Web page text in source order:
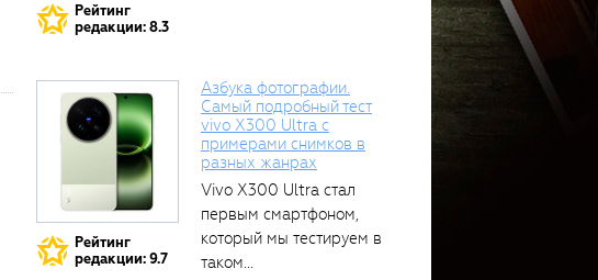
Рейтинг
редакции: 8.3
Рейтинг
редакции: 9.7
Азбука фотографии.
Самый подробный тест
vivo X300 Ultra с
примерами снимков в
разных жанрах
Vivo X300 Ultra стал
первым смартфоном,
который мы тестируем в
таком...